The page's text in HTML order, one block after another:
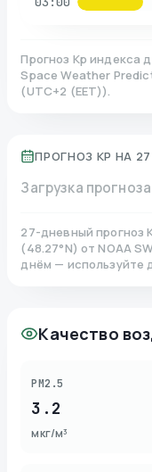
Прогноз Kp индекса
Space Weather
(UTC+2 (EET)).
ПРОГНОЗ KP НА
Загрузка
27-дневный прогноз
(48.27°N)от NOAA
днём — используйте
Качество
PM2.5
3.2
мкг/м³